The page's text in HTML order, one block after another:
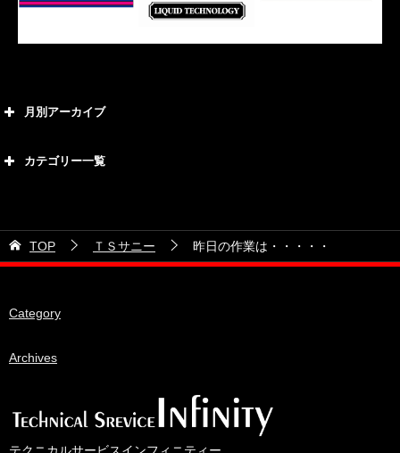
月別アーカイブ
2026年5月
2026年4月
2026年2月
2025年11月
カテゴリー一覧
21号車
28号車
TOP ＴＳサニー 昨日の作業は・・・・・
Category
Archives